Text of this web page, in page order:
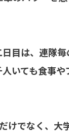
目は、連隊
いても食事
けでなく、大